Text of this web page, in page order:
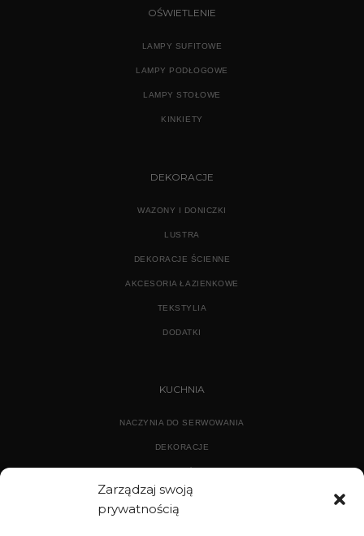
Zarządzaj swoją
prywatnością
OŚWIETLENIE
LAMPY SUFITOWE
LAMPY PODŁOGOWE
LAMPY STOŁOWE
KINKIETY
DEKORACJE
WAZONY I DONICZKI
LUSTRA
DEKORACJE ŚCIENNE
AKCESORIA ŁAZIENKOWE
TEKSTYLIA
DODATKI
KUCHNIA
NACZYNIA DO SERWOWANIA
DEKORACJE